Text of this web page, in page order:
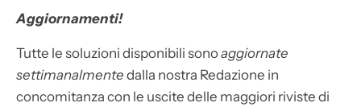
Aggiornamenti!
Tutte le soluzioni disponibili sonoaggiornate
settimanalmente dalla nostra Redazione in
concomitanza con le uscite delle maggiori riviste di